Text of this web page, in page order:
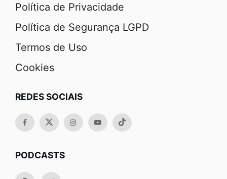
Política de Privacidade
Política de Segurança LGPD
Termos de Uso
Cookies
REDES SOCIAIS
PODCASTS